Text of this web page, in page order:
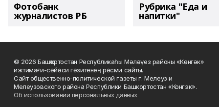
Фотобанк
журналистов РБ
Рубрика "Еда и
напитки"
© 2026 Башҡортостан Республикаһы Мәләүез районы «Көнгәк»
ижтимағи-сәйәси гәзитенең рәсми сайты.
Сайт общественно-политической газеты г. Мелеуз и
Мелеузовского района Республики Башкортостан «Конгэк».
Об использовании персональных данных